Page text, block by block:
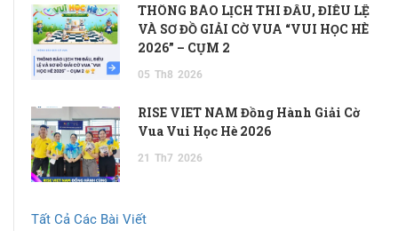
THÔNG BÁO LỊCH THI ĐẤU, ĐIỀU LỆ
VÀ SƠ ĐỒ GIẢI CỜ VUA “VUI HỌC HÈ
2026” – CỤM 2
05 Th8 2026
RISE VIET NAM Đồng Hành Giải Cờ
Vua Vui Học Hè 2026
21 Th7 2026
Tất Cả Các Bài Viết